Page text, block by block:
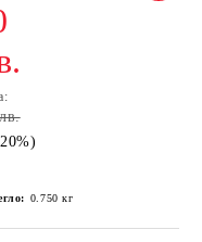
0.750 кг